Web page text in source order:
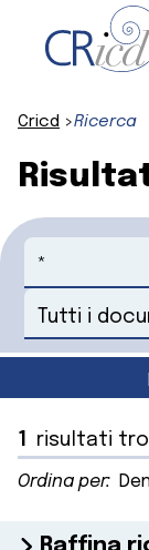
Cricd Ricerca
Cerca
Seleziona un
1 risultati
Ordina per: